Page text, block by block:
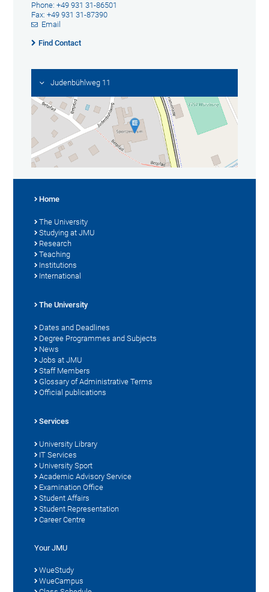
Phone: +49 931 31-86501
Fax: +49 931 31-87390
Email
Find Contact
Judenbühlweg 11
Home
The University
Studying at JMU
Research
Teaching
Institutions
International
The University
Dates and Deadlines
Degree Programmes and Subjects
News
Jobs at JMU
Staff Members
Glossary of Administrative Terms
Official publications
Services
University Library
IT Services
University Sport
Academic Advisory Service
Examination Office
Student Affairs
Student Representation
Career Centre
Your JMU
WueStudy
WueCampus